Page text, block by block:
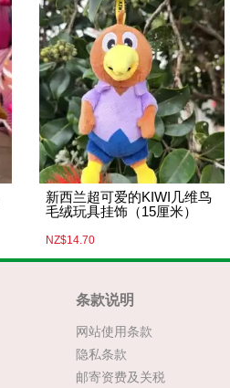
新西兰超可爱的KIWI几维鸟
毛绒玩具挂饰（15厘米）
NZ$14.70
条款说明
网站使用条款
隐私条款
邮寄资费及关税